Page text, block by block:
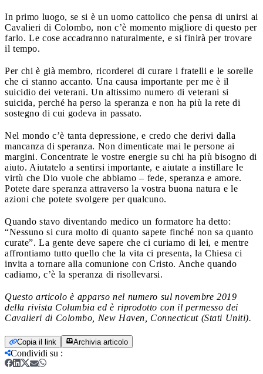
In primo luogo, se si è un uomo cattolico che pensa di unirsi ai
Cavalieri di Colombo, non c’è momento migliore di questo per
farlo. Le cose accadranno naturalmente, e si finirà per trovare
il tempo.
Per chi è già membro, ricorderei di curare i fratelli e le sorelle
che ci stanno accanto. Una causa importante per me è il
suicidio dei veterani. Un altissimo numero di veterani si
suicida, perché ha perso la speranza e non ha più la rete di
sostegno di cui godeva in passato.
Nel mondo c’è tanta depressione, e credo che derivi dalla
mancanza di speranza. Non dimenticate mai le persone ai
margini. Concentrate le vostre energie su chi ha più bisogno di
aiuto. Aiutatelo a sentirsi importante, e aiutate a instillare le
virtù che Dio vuole che abbiamo – fede, speranza e amore.
Potete dare speranza attraverso la vostra buona natura e le
azioni che potete svolgere per qualcuno.
Quando stavo diventando medico un formatore ha detto:
“Nessuno si cura molto di quanto sapete finché non sa quanto
curate”. La gente deve sapere che ci curiamo di lei, e mentre
affrontiamo tutto quello che la vita ci presenta, la Chiesa ci
invita a tornare alla comunione con Cristo. Anche quando
cadiamo, c’è la speranza di risollevarsi.
Questo articolo è apparso nel numero sul novembre 2019
della rivista Columbia ed è riprodotto con il permesso dei
Cavalieri di Colombo, New Haven, Connecticut (Stati Uniti).
Copia il link Archivia articolo
Condividi su :